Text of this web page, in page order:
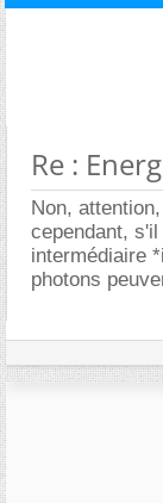
Re :
Non,
cependant,
intermédiaire
photons